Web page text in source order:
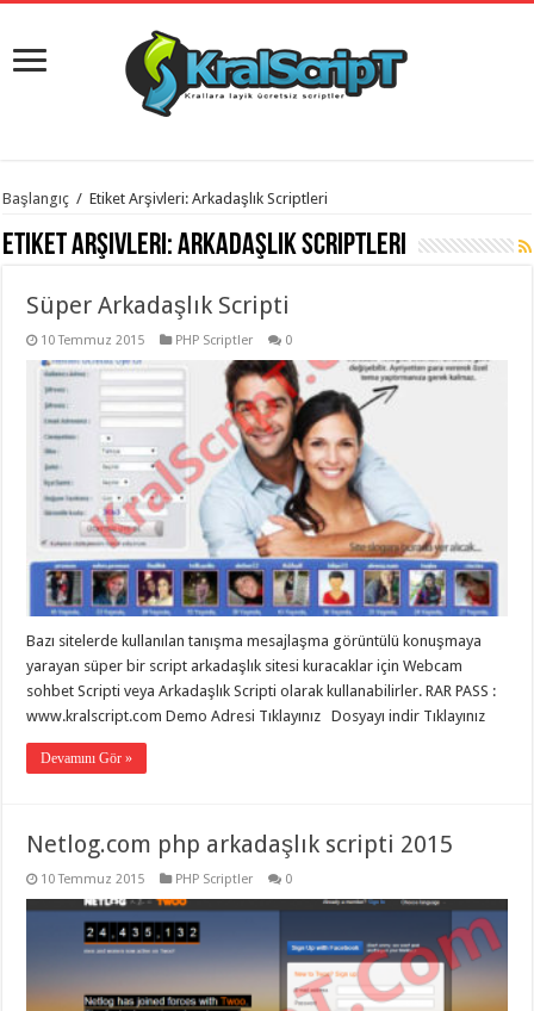
istanbul
evden
eve
organizasyon
gaziantep
evden
taşımacılık,
taşımacılık,
gaziantep
taşımacılık,
taşımacılık,
gaziantep
gaziantep
evden
taşımacılık,
gaziantep
taşımacılık,
taşımacılık
taşımacılık,
gaziantep
Başlangıç / Etiket Arşivleri: Arkadaşlık Scriptleri
Etiket Arşivleri:Arkadaşlık Scriptleri
Süper Arkadaşlık Scripti
10 Temmuz 2015 PHP Scriptler 0
Bazı sitelerde kullanılan tanışma mesajlaşma görüntülü konuşmaya
yarayan süper bir script arkadaşlık sitesi kuracaklar için Webcam
sohbet Scripti veya Arkadaşlık Scripti olarak kullanabilirler. RAR PASS :
www.kralscript.com Demo Adresi Tıklayınız Dosyayı indir Tıklayınız
Devamını Gör »
Netlog.com php arkadaşlık scripti 2015
10 Temmuz 2015 PHP Scriptler 0